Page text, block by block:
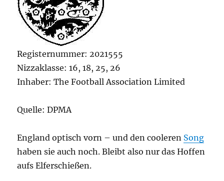
Registernummer: 2021555
Nizzaklasse: 16, 18, 25, 26
Inhaber: The Football Association Limited
Quelle: DPMA
England optisch vorn – und den cooleren Song
haben sie auch noch. Bleibt also nur das Hoffen
aufs Elferschießen.